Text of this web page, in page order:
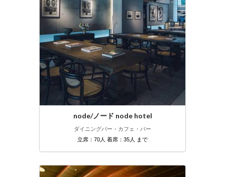
node/ノード node hotel
ダイニングバー・カフェ・バー
立席：70人 着席：35人 まで